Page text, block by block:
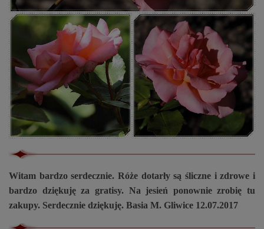
Witam bardzo serdecznie. Róże dotarły są śliczne i zdrowe i
bardzo dziękuję za gratisy. Na jesień ponownie zrobię tu
zakupy. Serdecznie dziękuję. Basia M. Gliwice 12.07.2017